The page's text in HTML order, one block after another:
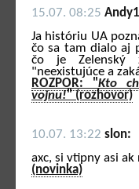
15.07. 08:25
Ja históriu UA
čo sa tam dialo aj
čo je Zelenský
"neexistujúce a
ROZPOR: "Kto
vojnu!" (rozhovor)
10.07. 13:22 slon:
axc, si vtipny asi ak
(novinka)